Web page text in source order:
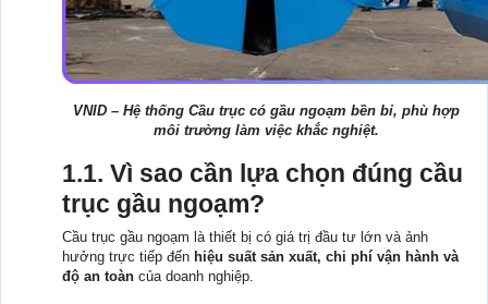
VNID – Hệ thống Cầu trục có gầu ngoạm bền bỉ, phù hợp
môi trường làm việc khắc nghiệt.
1.1. Vì sao cần lựa chọn đúng cầu
trục gầu ngoạm?
Cầu trục gầu ngoạm là thiết bị có giá trị đầu tư lớn và ảnh
hưởng trực tiếp đến hiệu suất sản xuất, chi phí vận hành và
độ an toàn của doanh nghiệp.